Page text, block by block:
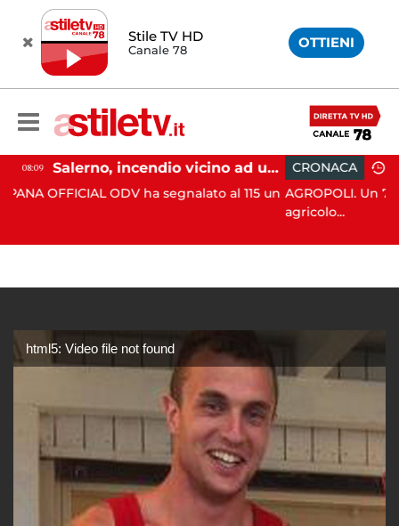
Stile TV HD
Canale 78 OTTIENI
Salerno, incendio vicino ad un traliccio: tempestivi i soccorsi
ODV ha segnalato al 115 un
CRONACA 15:35
AGROPOLI. Un 71enne ha perso
html5: Video file not found